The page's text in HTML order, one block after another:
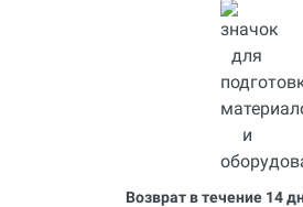
Возврат в течение 14